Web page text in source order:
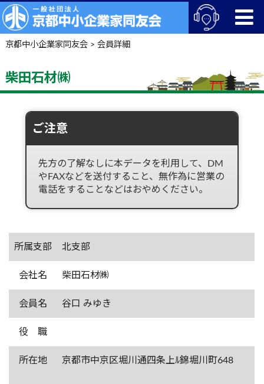
京都中小企業家同友会> 会員詳細
柴田石材㈱
ご注意
先方の了解なしに本データを利用して、DM
やFAXなどを送付すること、無作為に営業の
電話をすることなどはおやめください。
所属支部 北支部
会社名 柴田石材㈱
会員名 谷口 みゆき
役 職
所在地 京都市中京区堀川通四条上ﾙ錦堀川町648